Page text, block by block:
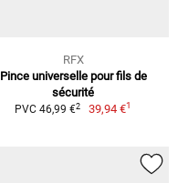
RFX
Pince universelle pour fils de
sécurité
PVC 46,99 €2 39,94 €1